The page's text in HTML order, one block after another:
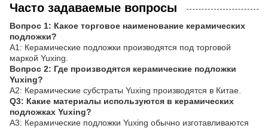
Часто задаваемые вопросы
Вопрос 1: Какое торговое наименование керамических
подложки?
A1: Керамические подложки производятся под торговой
маркой Yuxing.
Вопрос 2: Где производятся керамические подложки
Yuxing?
A2: Керамические субстраты Yuxing производятся в Китае.
Q3: Какие материалы используются в керамических
подложках Yuxing?
A3: Керамические подложки Yuxing обычно изготавливаются